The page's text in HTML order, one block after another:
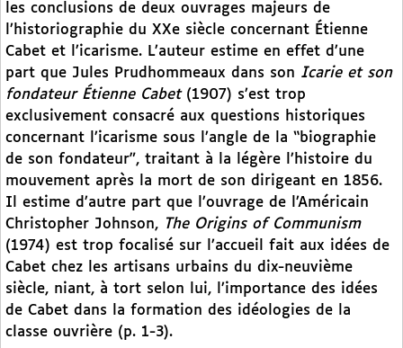
les conclusions de deux ouvrages majeurs de
l’historiographie du XXe siècle concernant Étienne
Cabet et l’icarisme. L’auteur estime en effet d’une
part que Jules Prudhommeaux dans son Icarie et son
fondateur Étienne Cabet(1907) s’est trop
exclusivement consacré aux questions historiques
concernant l’icarisme sous l’angle de la “biographie
de son fondateur”, traitant à la légère l’histoire du
mouvement après la mort de son dirigeant en 1856.
Il estime d’autre part que l’ouvrage de l’Américain
Christopher Johnson, The Origins of Communism
(1974) est trop focalisé sur l’accueil fait aux idées de
Cabet chez les artisans urbains du dix-neuvième
siècle, niant, à tort selon lui, l’importance des idées
de Cabet dans la formation des idéologies de la
classe ouvrière (p. 1-3).